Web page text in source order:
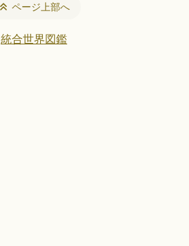
ページ上部へ
統合世界図鑑